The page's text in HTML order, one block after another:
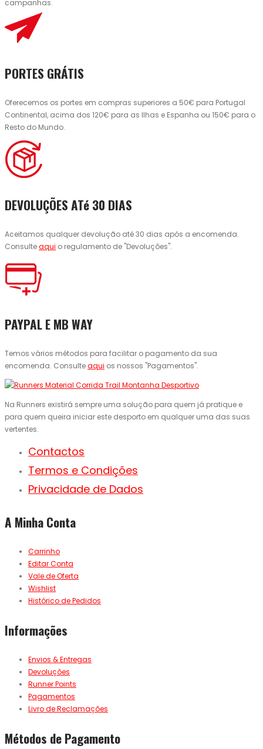
campanhas.
PORTES GRÁTIS
Oferecemos os portes em compras superiores a 50€ para Portugal
Continental, acima dos 120€ para as Ilhas e Espanha ou 150€ para o
Resto do Mundo.
DEVOLUÇÕES ATé 30 DIAS
Aceitamos qualquer devolução até 30 dias após a encomenda.
Consulteaqui o regulamento de "Devoluções".
PAYPAL E MB WAY
Temos vários métodos para facilitar o pagamento da sua
encomenda. Consulteaqui os nossos "Pagamentos".
Na Runners existirá sempre uma solução para quem já pratique e
para quem queira iniciar este desporto em qualquer uma das suas
vertentes.
Contactos
Termos e Condições
Privacidade de Dados
A Minha Conta
Carrinho
Editar Conta
Vale de Oferta
Wishlist
Histórico de Pedidos
Informações
Envios & Entregas
Devoluções
Runner Points
Pagamentos
Livro de Reclamações
Métodos de Pagamento